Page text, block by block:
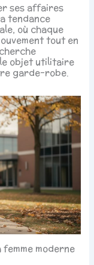
ses affaires
tendance
où chaque
tout en
objet utilitaire
garde-robe.
moderne